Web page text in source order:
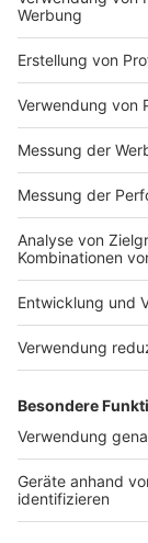
Impressum
Jobs
Presse
Werben
Archiv
ANTENNE
Stiftung
hilft